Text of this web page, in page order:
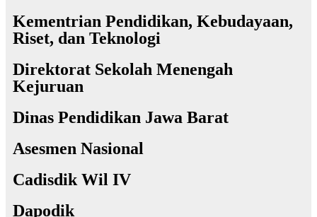
Kementrian Pendidikan, Kebudayaan,
Riset, dan Teknologi
Direktorat Sekolah Menengah
Kejuruan
Dinas Pendidikan Jawa Barat
Asesmen Nasional
Cadisdik Wil IV
Dapodik